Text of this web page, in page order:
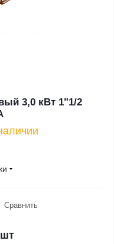
3,0 кВт 1"1/2
Сравнить